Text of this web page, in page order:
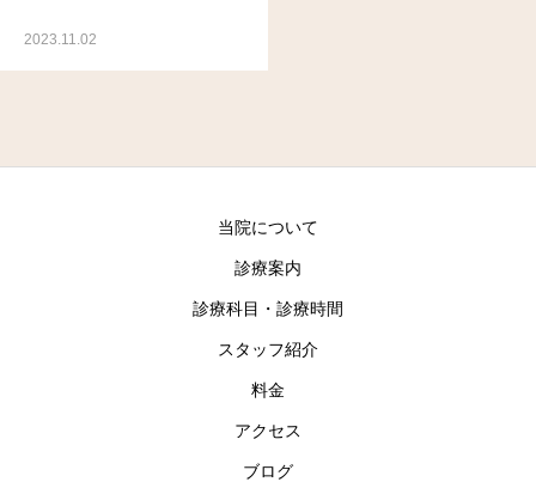
2023.11.02
当院について
診療案内
診療科目・診療時間
スタッフ紹介
料金
アクセス
ブログ